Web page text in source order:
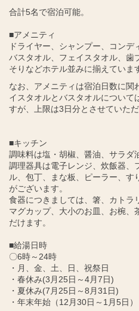
合計5名で宿泊可能。
■アメニティ
ドライヤー、シャンプー、コンデ
バスタオル、フェイスタオル、歯
そりなどホテル並みに揃えていま
なお、アメニティは宿泊日数に関
イスタオルとバスタオルについて
すが、上限は3日分とさせていただ
■キッチン
調味料は塩・胡椒、醤油、サラダ
調理器具は電子レンジ、炊飯器、
ル、包丁、まな板、ピーラー、
がございます。
食器につきましては、箸、カトラ
マグカップ、大小のお皿、お椀、
だけます。
■給湯日時
〇6時～24時
・月、金、土、日、祝祭日
・春休み(3月25日～4月7日)
・夏休み(7月25日～8月31日)
・年末年始（12月30日～1月5日）